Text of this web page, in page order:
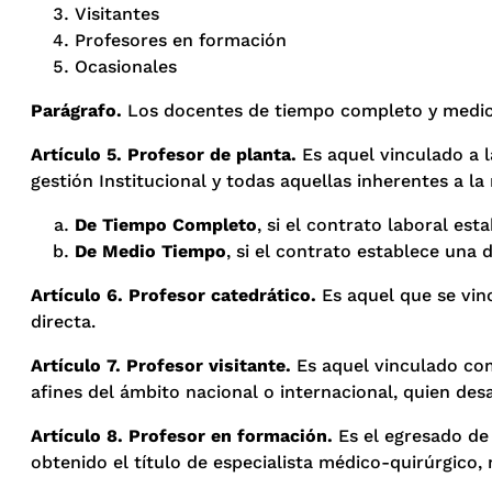
Visitantes
Profesores en formación
Ocasionales
Parágrafo. Los docentes de tiempo completo y
Artículo 5. Profesor de planta. Es aquel vinculado a
gestión Institucional y todas aquellas inherentes a
De Tiempo Completo, si el contrato laboral
De Medio Tiempo, si el contrato establece una
Artículo 6. Profesor catedrático. Es aquel que se
directa.
Artículo 7. Profesor visitante. Es aquel vinculado
afines del ámbito nacional o internacional, quien
Artículo 8. Profesor en formación. Es el egresado
obtenido el título de especialista médico-quirúrgico,